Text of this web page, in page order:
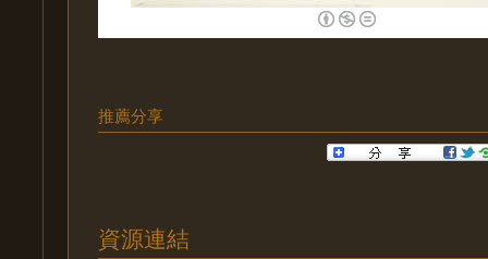
推薦分享
資源連結